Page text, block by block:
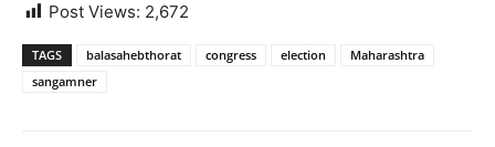
Post Views: 2,672
TAGS balasahebthorat congress election
Maharashtra
sangamner